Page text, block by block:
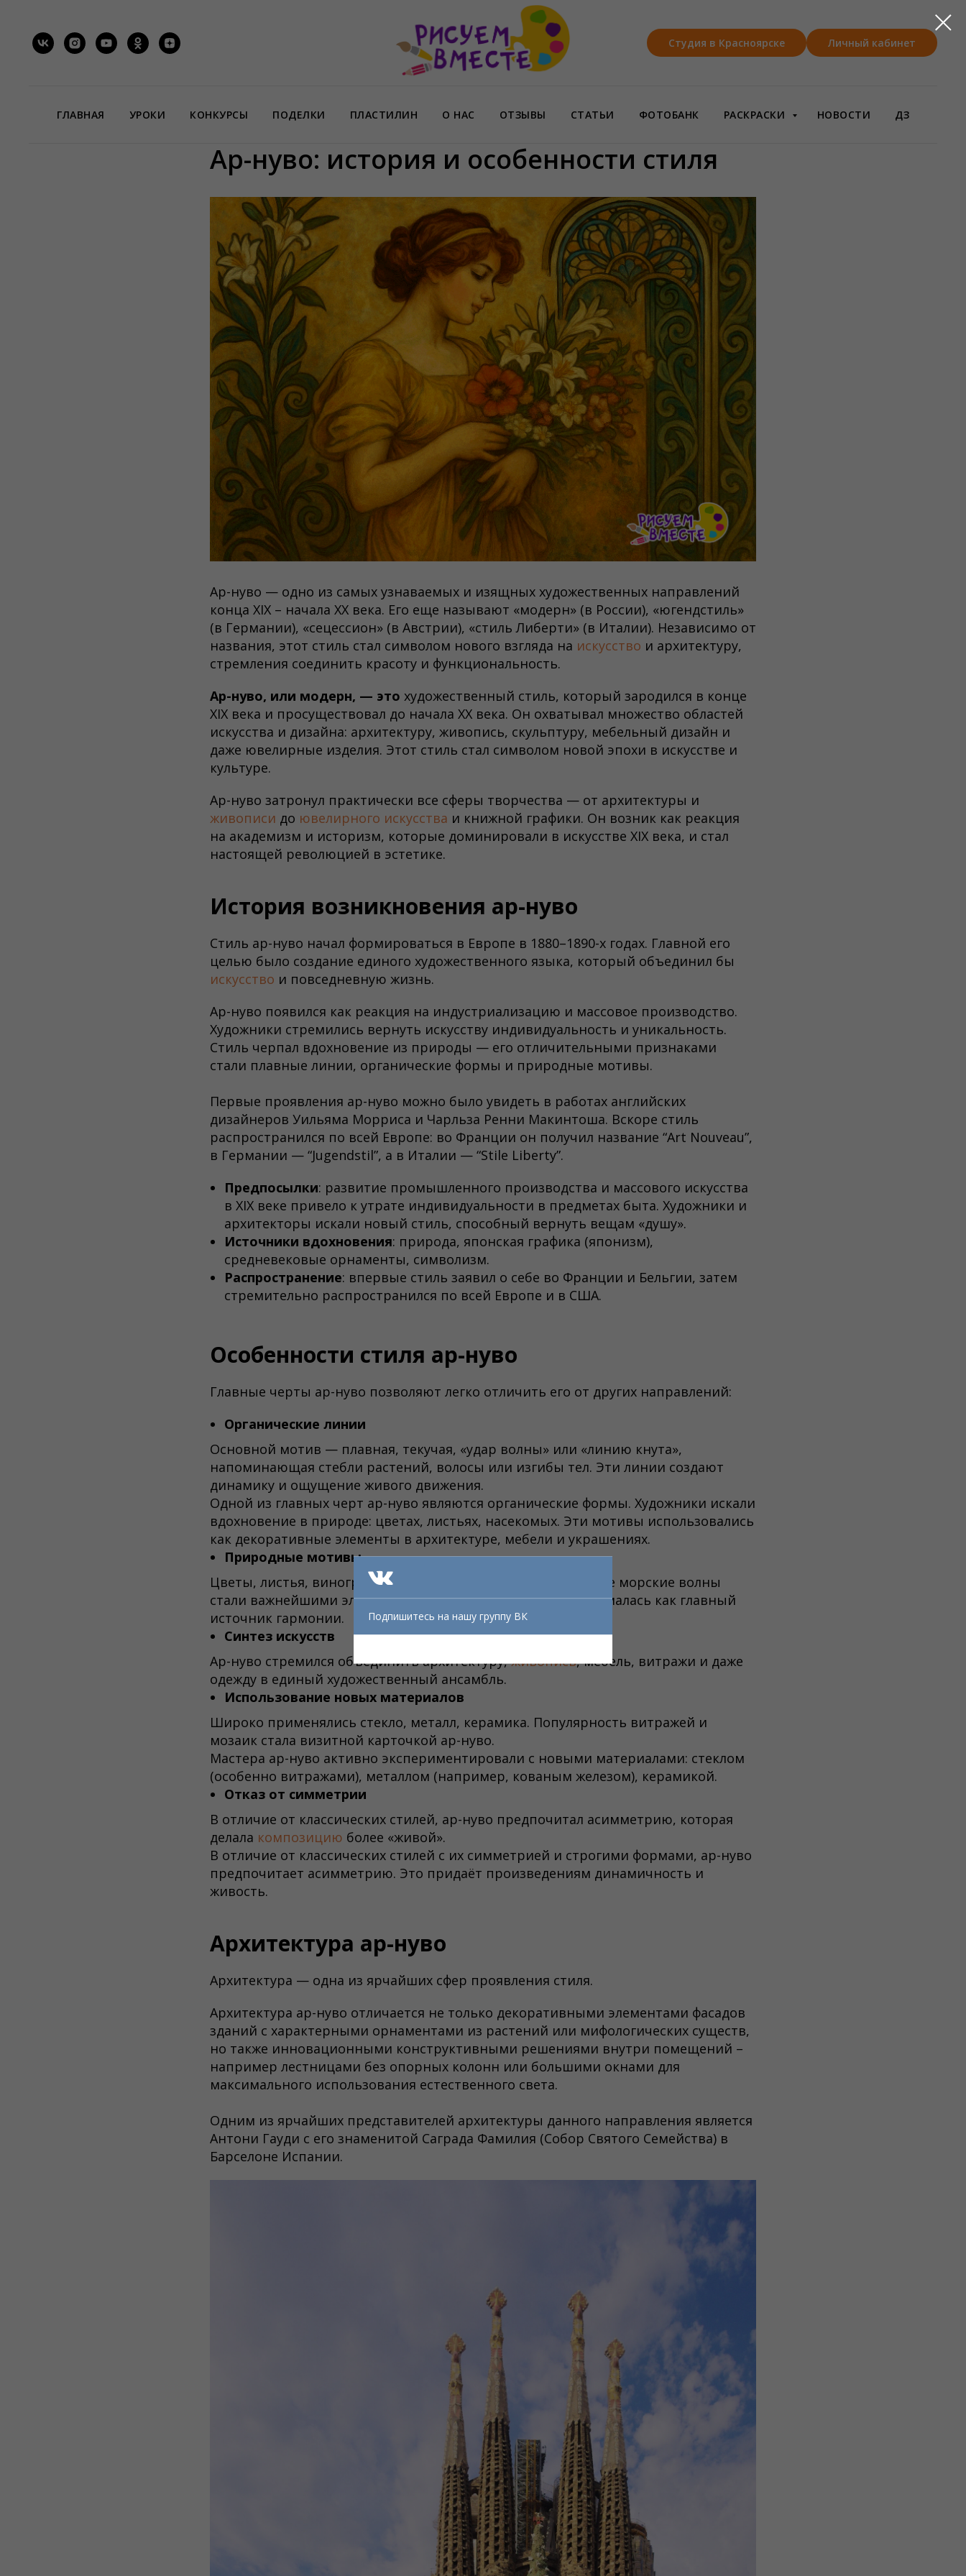
Студия в Красноярске Личный кабинет
ГЛАВНАЯ УРОКИ КОНКУРСЫ ПОДЕЛКИ ПЛАСТИЛИН О НАС ОТЗЫВЫ СТАТЬИ ФОТОБАНК РАСКРАСКИ НОВОСТИ ДЗ
Ар-нуво: история и особенности стиля
Ар-нуво — одно из самых узнаваемых и изящных художественных направлений
конца XIX – начала XX века. Его еще называют «модерн» (в России), «югендстиль»
(в Германии), «сецессион» (в Австрии), «стиль Либерти» (в Италии). Независимо от
названия, этот стиль стал символом нового взгляда на искусство и архитектуру,
стремления соединить красоту и функциональность.
Ар-нуво, или модерн, — это художественный стиль, который зародился в конце
XIX века и просуществовал до начала XX века. Он охватывал множество областей
искусства и дизайна: архитектуру, живопись, скульптуру, мебельный дизайн и
даже ювелирные изделия. Этот стиль стал символом новой эпохи в искусстве и
культуре.
Ар-нуво затронул практически все сферы творчества — от архитектуры и
живописи до ювелирного искусства и книжной графики. Он возник как реакция
на академизм и историзм, которые доминировали в искусстве XIX века, и стал
настоящей революцией в эстетике.
История возникновения ар-нуво
Стиль ар-нуво начал формироваться в Европе в 1880–1890-х годах. Главной его
целью было создание единого художественного языка, который объединил бы
искусство и повседневную жизнь.
Ар-нуво появился как реакция на индустриализацию и массовое производство.
Художники стремились вернуть искусству индивидуальность и уникальность.
Стиль черпал вдохновение из природы — его отличительными признаками
стали плавные линии, органические формы и природные мотивы.
Первые проявления ар-нуво можно было увидеть в работах английских
дизайнеров Уильяма Морриса и Чарльза Ренни Макинтоша. Вскоре стиль
распространился по всей Европе: во Франции он получил название “Art Nouveau”,
в Германии — “Jugendstil”, а в Италии — “Stile Liberty”.
Предпосылки: развитие промышленного производства и массового искусства
в XIX веке привело к утрате индивидуальности в предметах быта. Художники и
архитекторы искали новый стиль, способный вернуть вещам «душу».
Источники вдохновения: природа, японская графика (японизм),
средневековые орнаменты, символизм.
Распространение: впервые стиль заявил о себе во Франции и Бельгии, затем
стремительно распространился по всей Европе и в США.
Особенности стиля ар-нуво
Главные черты ар-нуво позволяют легко отличить его от других направлений:
Органические линии
Основной мотив — плавная, текучая, «удар волны» или «линию кнута»,
напоминающая стебли растений, волосы или изгибы тел. Эти линии создают
динамику и ощущение живого движения.
Одной из главных черт ар-нуво являются органические формы. Художники искали
вдохновение в природе: цветах, листьях, насекомых. Эти мотивы использовались
как декоративные элементы в архитектуре, мебели и украшениях.
Природные мотивы
Цветы, листья, виноградные лозы, насекомые, птицы и даже морские волны
стали важнейшими элементами декора. Природа воспринималась как главный
источник гармонии.
Синтез искусств
Ар-нуво стремился объединить архитектуру,живопись, мебель, витражи и даже
одежду в единый художественный ансамбль.
Использование новых материалов
Широко применялись стекло, металл, керамика. Популярность витражей и
мозаик стала визитной карточкой ар-нуво.
Мастера ар-нуво активно экспериментировали с новыми материалами: стеклом
(особенно витражами), металлом (например, кованым железом), керамикой.
Отказ от симметрии
В отличие от классических стилей, ар-нуво предпочитал асимметрию, которая
делала композицию более «живой».
В отличие от классических стилей с их симметрией и строгими формами, ар-нуво
предпочитает асимметрию. Это придаёт произведениям динамичность и
живость.
Архитектура ар-нуво
Архитектура — одна из ярчайших сфер проявления стиля.
Архитектура ар-нуво отличается не только декоративными элементами фасадов
зданий с характерными орнаментами из растений или мифологических существ,
но также инновационными конструктивными решениями внутри помещений –
например лестницами без опорных колонн или большими окнами для
максимального использования естественного света.
Одним из ярчайших представителей архитектуры данного направления является
Антони Гауди с его знаменитой Саграда Фамилия (Собор Святого Семейства) в
Барселоне Испании.
Подпишитесь на нашу группу ВК